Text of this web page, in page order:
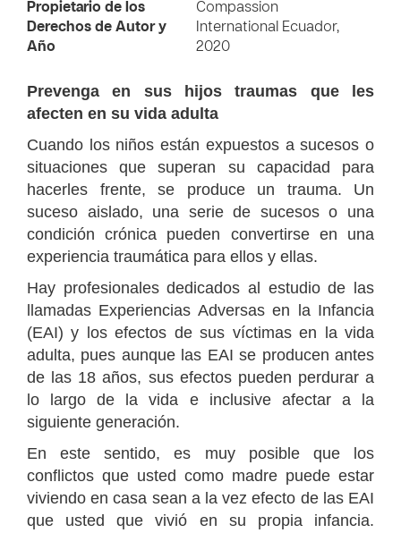
Propietario de los
Derechos de Autor y
Año
Compassion
International Ecuador,
2020
Prevenga en sus hijos traumas que les
afecten en su vida adulta
Cuando los niños están expuestos a sucesos o
situaciones que superan su capacidad para
hacerles frente, se produce un trauma. Un
suceso aislado, una serie de sucesos o una
condición crónica pueden convertirse en una
experiencia traumática para ellos y ellas.
Hay profesionales dedicados al estudio de las
llamadas Experiencias Adversas en la Infancia
(EAI) y los efectos de sus víctimas en la vida
adulta, pues aunque las EAI se producen antes
de las 18 años, sus efectos pueden perdurar a
lo largo de la vida e inclusive afectar a la
siguiente generación.
En este sentido, es muy posible que los
conflictos que usted como madre puede estar
viviendo en casa sean a la vez efecto de las EAI
que usted que vivió en su propia infancia.